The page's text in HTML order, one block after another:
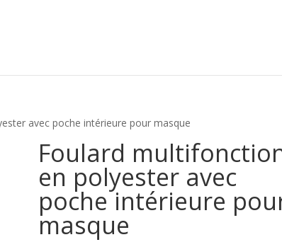
avec poche intérieure pour masque
Foulard
en polyester avec
poche intérieure
masque